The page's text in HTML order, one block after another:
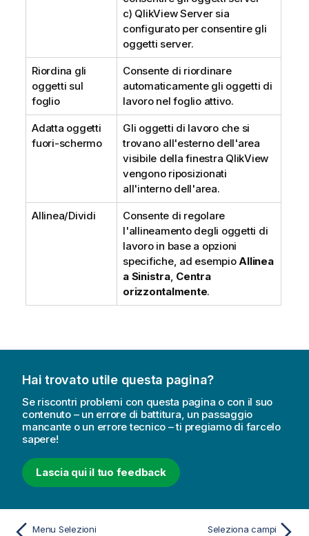
c) QlikView Server sia
configurato per consentire gli
oggetti server.
Riordina gli
oggetti sul
foglio
Consente di riordinare
automaticamente gli oggetti di
lavoro nel foglio attivo.
Adatta oggetti
fuori-schermo
Gli oggetti di lavoro che si
trovano all'esterno dell'area
visibile della finestra QlikView
vengono riposizionati
all'interno dell'area.
Allinea/Dividi
Consente di regolare
l'allineamento degli oggetti di
lavoro in base a opzioni
specifiche, ad esempioAllinea
a Sinistra, Centra
orizzontalmente.
Hai trovato utile questa pagina?
Se riscontri problemi con questa pagina o con il suo
contenuto – un errore di battitura, un passaggio
mancante o un errore tecnico – ti pregiamo di farcelo
sapere!
Lascia qui il tuo feedback
Menu Selezioni Seleziona campi